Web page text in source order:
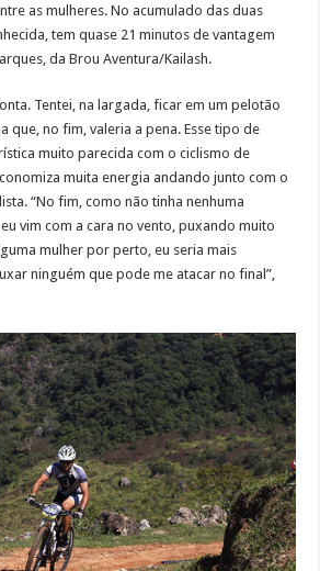
as mulheres. No acumulado das duas
tem quase 21 minutos de vantagem
da Brou Aventura/Kailash.
Tentei, na largada, ficar em um pelotão
que, no fim, valeria a pena. Esse tipo de
muito parecida com o ciclismo de
muita energia andando junto com o
“No fim, como não tinha nenhuma
vim com a cara no vento, puxando muito
mulher por perto, eu seria mais
ninguém que pode me atacar no final”,